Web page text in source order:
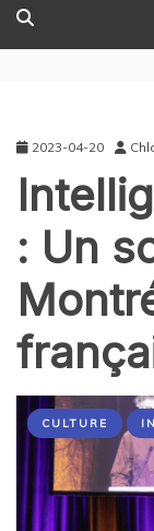
2023-04-20
: Un
CULTURE